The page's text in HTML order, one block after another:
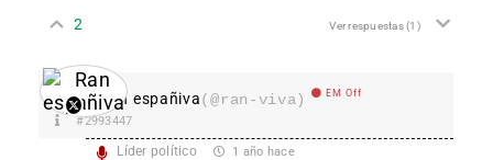
2 Ver respuestas(1)
Ran españiva(@ran-viva) EM Off
#2993447
Líder político 1 año hace